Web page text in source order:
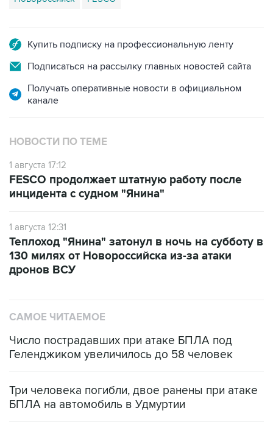
Купить подписку на профессиональную ленту
Подписаться на рассылку главных новостей сайта
Получать оперативные новости в официальном
канале
НОВОСТИ ПО ТЕМЕ
1 августа 17:12
FESCO продолжает штатную работу после
инцидента с судном "Янина"
1 августа 12:31
Теплоход "Янина" затонул в ночь на субботу в
130 милях от Новороссийска из-за атаки
дронов ВСУ
САМОЕ ЧИТАЕМОЕ
Число пострадавших при атаке БПЛА под
Геленджиком увеличилось до 58 человек
Три человека погибли, двое ранены при атаке
БПЛА на автомобиль в Удмуртии